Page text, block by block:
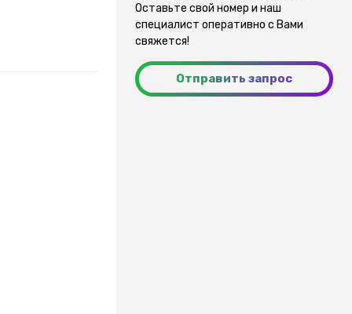
Оставьте свой номер и наш
специалист оперативно с Вами
свяжется!
Отправить запрос